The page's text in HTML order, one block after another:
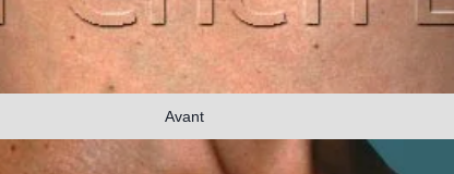
Avant